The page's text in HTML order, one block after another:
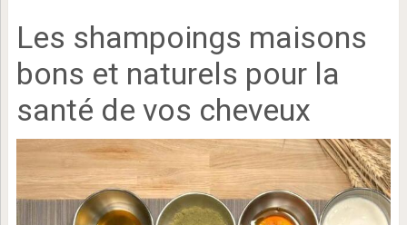
Les shampoings maisons
bons et naturels pour la
santé de vos cheveux